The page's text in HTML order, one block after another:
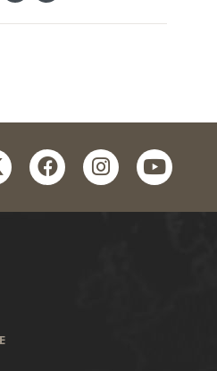
facebookinstagramyoutube